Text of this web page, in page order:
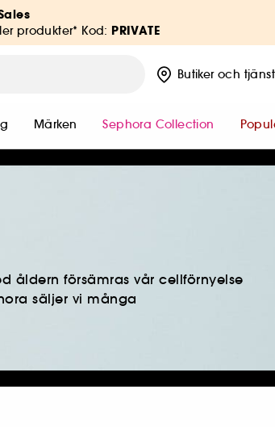
produkter* Kod: PRIVATE
Butiker och
Märken Sephora Collection
åldern försämras vår cellförnyelse
säljer vi många